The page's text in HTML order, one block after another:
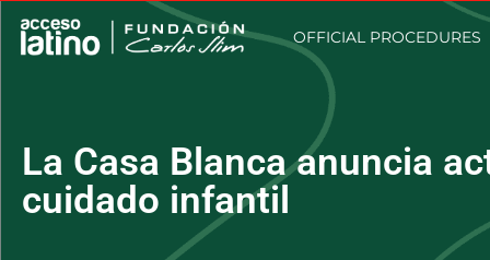
OFFICIAL PROCEDURES
La Casa Blanca anuncia
cuidado infantil